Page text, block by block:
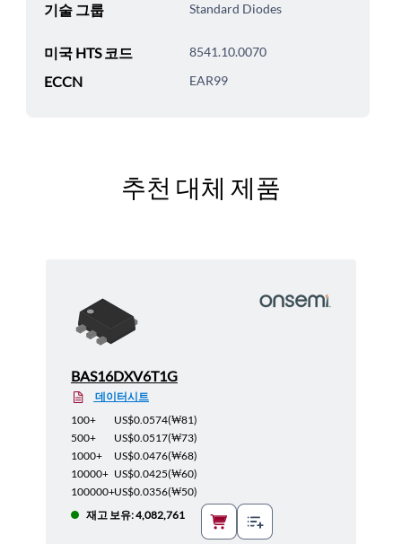
기술 그룹 Standard Diodes
미국 HTS 코드 8541.10.0070
ECCN EAR99
추천 대체 제품
BAS16DXV6T1G
데이터시트
100+
US$0.0574(₩81)
500+
US$0.0517(₩73)
1000+
US$0.0476(₩68)
10000+ US$0.0425(₩60)
100000+US$0.0356(₩50)
재고 보유: 4,082,761